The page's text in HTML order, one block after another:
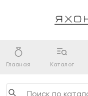
Главная Каталог